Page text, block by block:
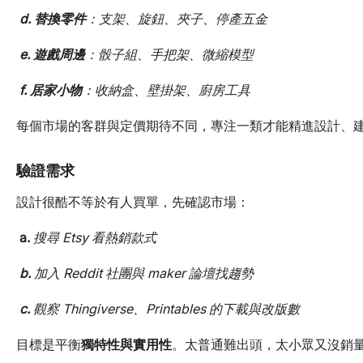
d. 替換零件：支架、旋鈕、夾子、停產五金
e. 遊戲周邊：骰子組、手把架、微縮模型
f. 居家小物：收納盒、壁掛架、廚房工具
每個市場的客群與定價期待不同，專注一類才能精進設計、
驗證需求
設計很酷不等於有人買單，先確認市場：
a. 搜尋 Etsy 看熱銷款式
b. 加入 Reddit 社團與 maker 論壇找趨勢
c.觀察 Thingiverse、Printables 的下載與改版數
目標是平衡獨特性與實用性。太普通難出頭，太小眾又沒銷量